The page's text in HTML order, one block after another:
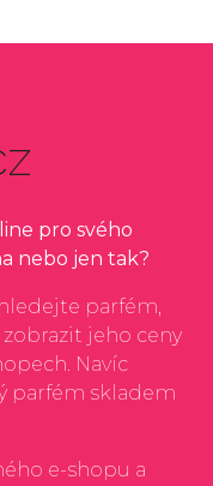
pro svého
nebo jen tak?
parfém,
jeho ceny
Navíc
parfém skladem
e-shopu a